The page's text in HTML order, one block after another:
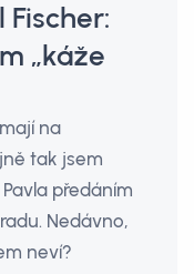
Fischer:
„káže
na
tak jsem
předáním
Nedávno,
neví?